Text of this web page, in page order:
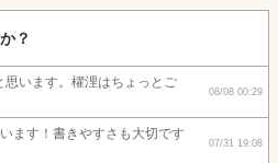
？
います。櫂浬はちょっとご
08/08 00:29
ます！書きやすさも大切です
07/31 19:08